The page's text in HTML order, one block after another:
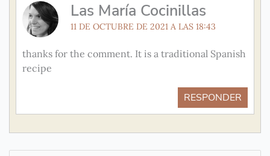
Las María Cocinillas
11 DE OCTUBRE DE 2021 A LAS 18:43
thanks for the comment. It is a traditional Spanish
recipe
RESPONDER